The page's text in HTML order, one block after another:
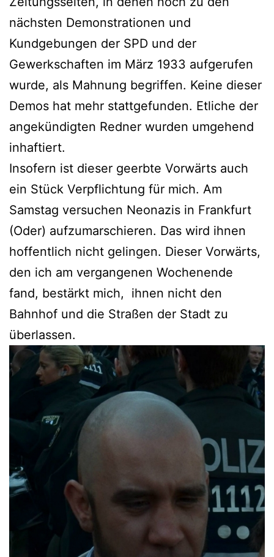
nächsten Demonstrationen und
Kundgebungen der SPD und der
Gewerkschaften im März 1933 aufgerufen
wurde, als Mahnung begriffen. Keine dieser
Demos hat mehr stattgefunden. Etliche der
angekündigten Redner wurden umgehend
inhaftiert.
Insofern ist dieser geerbte Vorwärts auch
ein Stück Verpflichtung für mich. Am
Samstag versuchen Neonazis in Frankfurt
(Oder) aufzumarschieren. Das wird ihnen
hoffentlich nicht gelingen. Dieser Vorwärts,
den ich am vergangenen Wochenende
fand, bestärkt mich, ihnen nicht den
Bahnhof und die Straßen der Stadt zu
überlassen.